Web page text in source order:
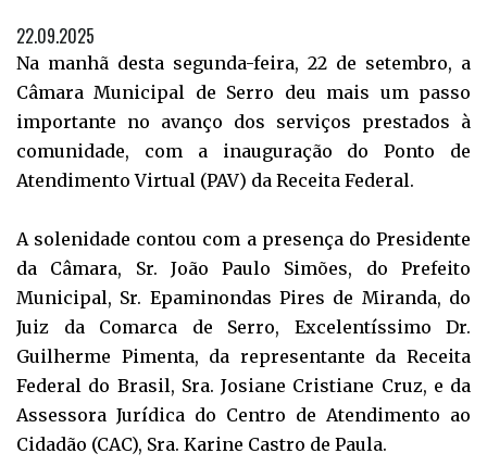
22.09.2025
Na manhã desta segunda-feira, 22 de setembro, a
Câmara Municipal de Serro deu mais um passo
importante no avanço dos serviços prestados à
comunidade, com a inauguração do Ponto de
Atendimento Virtual (PAV) da Receita Federal.
A solenidade contou com a presença do Presidente
da Câmara, Sr. João Paulo Simões, do Prefeito
Municipal, Sr. Epaminondas Pires de Miranda, do
Juiz da Comarca de Serro, Excelentíssimo Dr.
Guilherme Pimenta, da representante da Receita
Federal do Brasil, Sra. Josiane Cristiane Cruz, e da
Assessora Jurídica do Centro de Atendimento ao
Cidadão (CAC), Sra. Karine Castro de Paula.